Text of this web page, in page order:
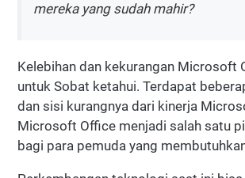
mereka yang sudah mahir?
Kelebihan dan kekurangan Microsoft
untuk Sobat ketahui. Terdapat
dan sisi kurangnya dari kinerja
Microsoft Office menjadi salah satu
bagi para pemuda yang